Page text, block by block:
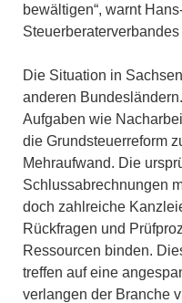
bewältigen“, warnt
Die Situation in
anderen
Aufgaben wie
die Grundsteuerreform
Mehraufwand. Die
Schlussabrechnungen
doch zahlreiche
Rückfragen und
Ressourcen binden.
treffen auf eine
verlangen der Branche